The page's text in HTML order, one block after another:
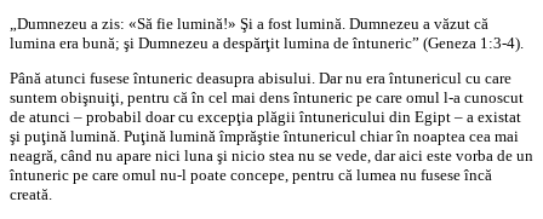
„Dumnezeu a zis: «Să fie lumină!» Şi a fost lumină. Dumnezeu a văzut că
lumina era bună; şi Dumnezeu a despărţit lumina de întuneric” (Geneza 1:3-4).
Până atunci fusese întuneric deasupra abisului. Dar nu era întunericul cu care
suntem obişnuiţi, pentru că în cel mai dens întuneric pe care omul l-a cunoscut
de atunci – probabil doar cu excepţia plăgii întunericului din Egipt – a existat
şi puţină lumină. Puţină lumină împrăştie întunericul chiar în noaptea cea mai
neagră, când nu apare nici luna şi nicio stea nu se vede, dar aici este vorba de un
întuneric pe care omul nu-l poate concepe, pentru că lumea nu fusese încă
creată.